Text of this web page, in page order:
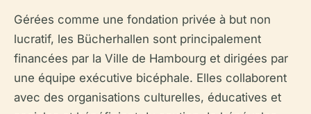
Gérées comme une fondation privée à but non
lucratif, les Bücherhallen sont principalement
financées par la Ville de Hambourg et dirigées par
une équipe exécutive bicéphale. Elles collaborent
avec des organisations culturelles, éducatives et